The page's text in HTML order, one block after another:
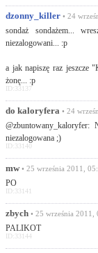
dzonny_killer • 24
sondaż sondażem...
niezalogowani... :p
a jak napiszę raz jeszcze
żonę... :p
ID:33137
do kaloryfera • 24
@zbuntowany_kaloryfer:
niezalogowana ;)
ID:33140
mw• 25 września 2011,
PO
ID:33141
zbych • 25 września 2011,
PALIKOT
ID:33144